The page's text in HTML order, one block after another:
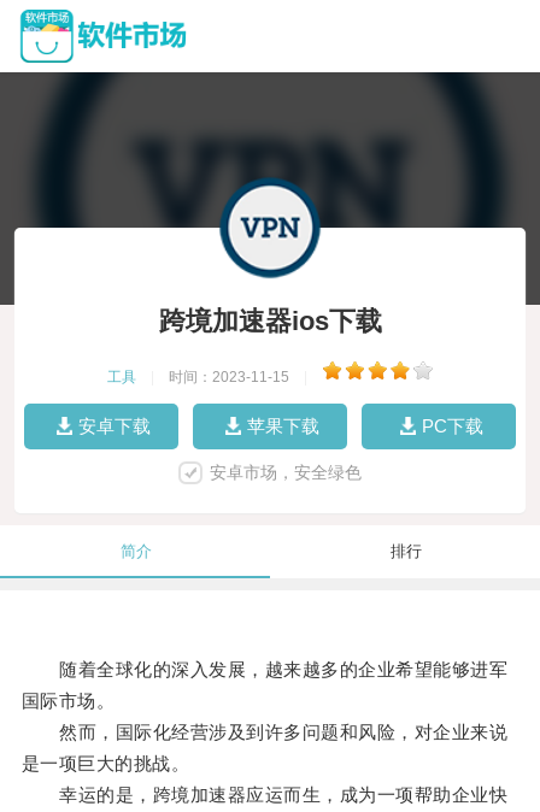
跨境加速器ios下载
工具 时间：2023-11-15
安卓下载 苹果下载 PC下载
安卓市场，安全绿色
简介 排行
随着全球化的深入发展，越来越多的企业希望能够进军
国际市场。
然而，国际化经营涉及到许多问题和风险，对企业来说
是一项巨大的挑战。
幸运的是，跨境加速器应运而生，成为一项帮助企业快